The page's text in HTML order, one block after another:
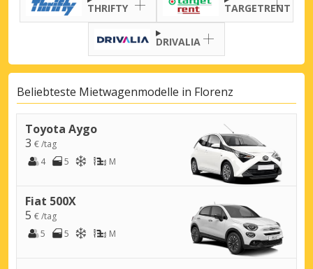
THRIFTY TARGETRENT
DRIVALIA
Beliebteste Mietwagenmodelle in Florenz
Toyota Aygo
3 € /tag
4
5 M
Fiat 500X
5 € /tag
5
5 M